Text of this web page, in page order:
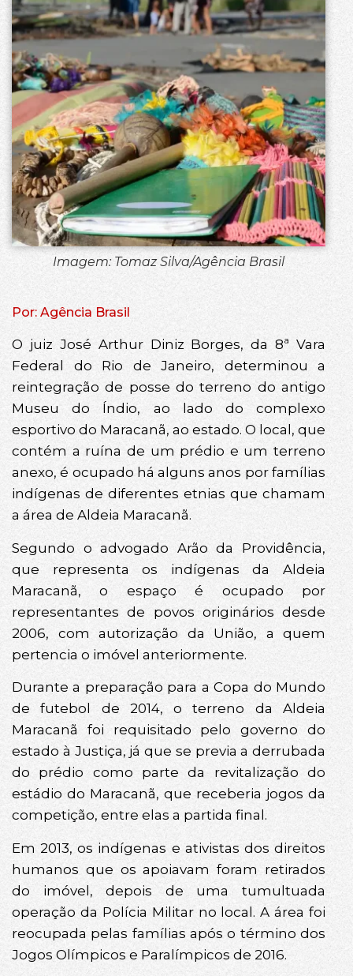
Imagem: Tomaz Silva/Agência Brasil
Por: Agência Brasil
O juiz José Arthur Diniz Borges, da 8ª Vara
Federal do Rio de Janeiro, determinou a
reintegração de posse do terreno do antigo
Museu do Índio, ao lado do complexo
esportivo do Maracanã, ao estado. O local, que
contém a ruína de um prédio e um terreno
anexo, é ocupado há alguns anos por famílias
indígenas de diferentes etnias que chamam
a área de Aldeia Maracanã.
Segundo o advogado Arão da Providência,
que representa os indígenas da Aldeia
Maracanã, o espaço é ocupado por
representantes de povos originários desde
2006, com autorização da União, a quem
pertencia o imóvel anteriormente.
Durante a preparação para a Copa do Mundo
de futebol de 2014, o terreno da Aldeia
Maracanã foi requisitado pelo governo do
estado à Justiça, já que se previa a derrubada
do prédio como parte da revitalização do
estádio do Maracanã, que receberia jogos da
competição, entre elas a partida final.
Em 2013, os indígenas e ativistas dos direitos
humanos que os apoiavam foram retirados
do imóvel, depois de uma tumultuada
operação da Polícia Militar no local. A área foi
reocupada pelas famílias após o término dos
Jogos Olímpicos e Paralímpicos de 2016.